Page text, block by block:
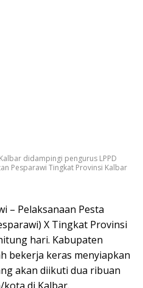
didampingi pengurus LPPD
Pesparawi Tingkat Provinsi Kalbar
– Pelaksanaan Pesta
X Tingkat Provinsi
hari. Kabupaten
bekerja keras menyiapkan
akan diikuti dua ribuan